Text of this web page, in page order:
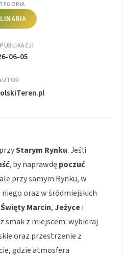
06-05
Starym Rynku. Jeśli
, by naprawdępoczuć
przy samym Rynku, w
oraz w śródmiejskich
Święty Marcin, Jeżycei
smak z miejscem: wybieraj
oraz przestrzenie z
gdzie atmosfera